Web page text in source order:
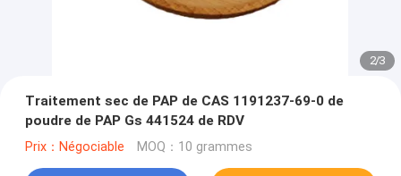
2/3
Traitement sec de PAP de CAS 1191237-69-0 de
poudre de PAP Gs 441524 de RDV
Prix：Négociable MOQ：10 grammes